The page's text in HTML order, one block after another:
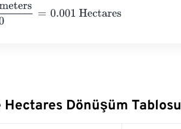
10000 0.001 Hectares
Dönüşüm Tablosu